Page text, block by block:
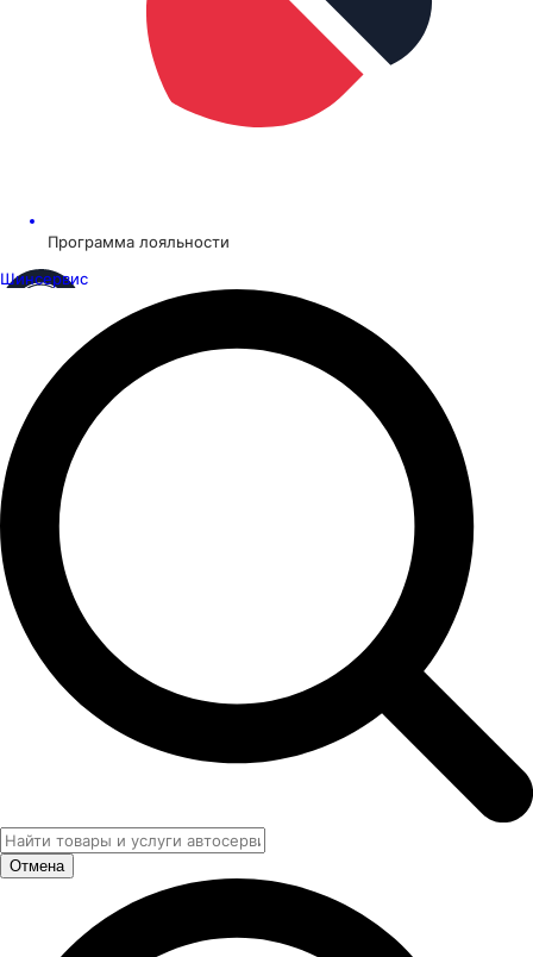
Программа лояльности
Шинсервис
Отмена